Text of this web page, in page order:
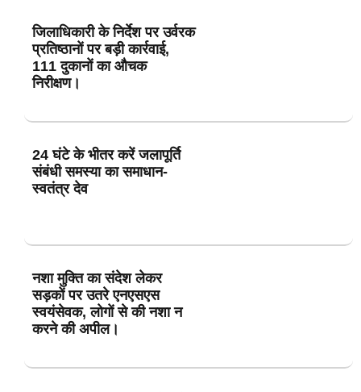
जिलाधिकारी के निर्देश पर उर्वरक
प्रतिष्ठानों पर बड़ी कार्रवाई,
111 दुकानों का औचक
निरीक्षण।
24 घंटे के भीतर करें जलापूर्ति
संबंधी समस्या का समाधान-
स्वतंत्र देव
नशा मुक्ति का संदेश लेकर
सड़कों पर उतरे एनएसएस
स्वयंसेवक, लोगों से की नशा न
करने की अपील।